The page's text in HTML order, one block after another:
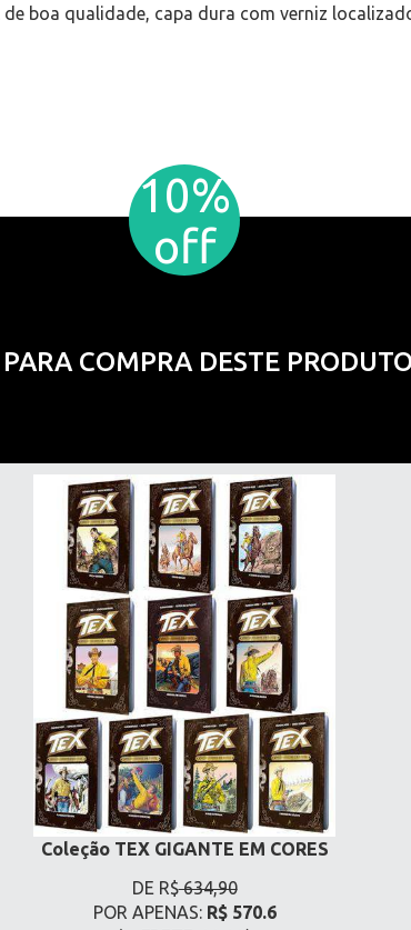
boa qualidade, capa dura com verniz
10%
off
COMPRA DESTE
Coleção TEX GIGANTE EM CORES
DE R$634,90
POR APENAS:R$ 570.6